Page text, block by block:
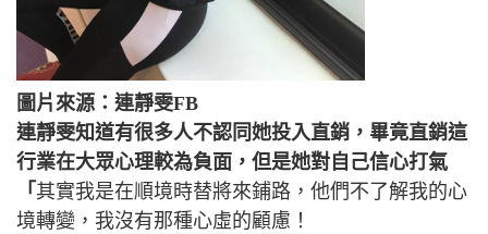
圖片來源：連靜雯FB
連靜雯知道有很多人不認同她投入直銷，畢竟直銷這
行業在大眾心理較為負面，但是她對自己信心打氣
「 其實我是在順境時替將來鋪路，他們不了解我的心
境轉變，我沒有那種心虛的顧慮！